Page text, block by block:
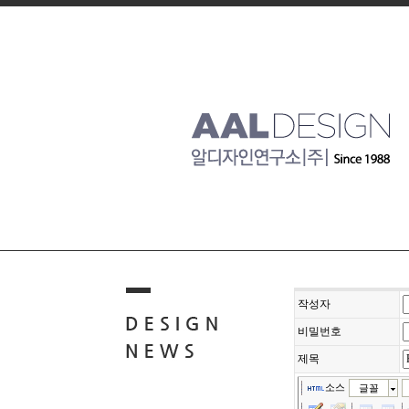
작성자
비밀번호
제목
소스 글꼴